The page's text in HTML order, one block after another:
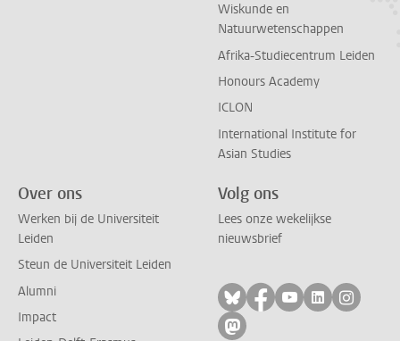
Wiskunde en
Natuurwetenschappen
Afrika-Studiecentrum Leiden
Honours Academy
ICLON
International Institute for
Asian Studies
Over ons
Werken bij de Universiteit
Leiden
Steun de Universiteit Leiden
Alumni
Impact
Volg ons
Lees onze wekelijkse
nieuwsbrief
Volg ons op bluesky
Volg ons op
Volg ons op
Volg ons
Volg
Volg ons op mastodon